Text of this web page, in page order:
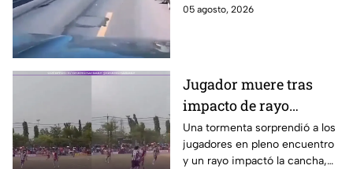
dashcam. A pesar del
05 agosto, 2026
Jugador muere tras
impacto de rayo
durante partido de
futbol
Una tormenta sorprendió a los
jugadores en pleno encuentro
y un rayo impactó la cancha,